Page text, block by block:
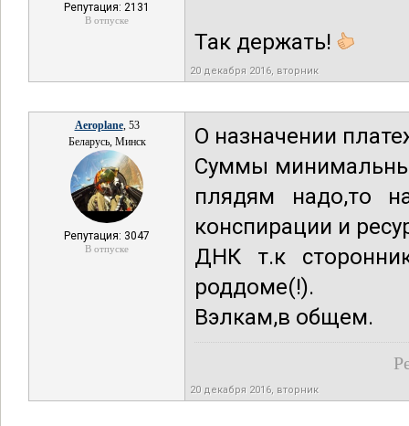
Репутация: 2131
В отпуске
Так держать!
20 декабря 2016, вторник
Aeroplane, 53
Беларусь, Минск
Репутация: 3047
В отпуске
О назначении
Суммы
плядям надо,то
конспирации и
ДНК т.к
роддоме(!).
Вэлкам,в общем.
20 декабря 2016, вторник